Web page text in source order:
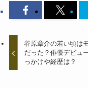
谷原章介の若い頃は
だった？俳優デビュ
っかけや経歴は？